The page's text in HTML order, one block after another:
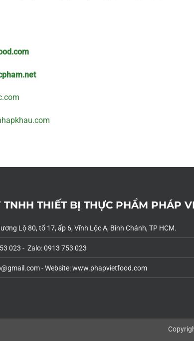
TNHH THIẾT BỊ THỰC PHẨM PHÁP
Lộ 80, tổ 17, ấp 6, Vĩnh Lộc A, Bình Chánh, TP HCM.
023 - Zalo: 0913 753 023
-Website: www.phapvietfood.com